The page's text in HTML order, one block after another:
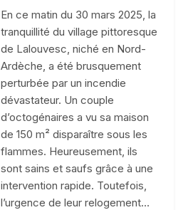
En ce matin du 30 mars 2025, la
tranquillité du village pittoresque
de Lalouvesc, niché en Nord-
Ardèche, a été brusquement
perturbée par un incendie
dévastateur. Un couple
d’octogénaires a vu sa maison
de 150 m² disparaître sous les
flammes. Heureusement, ils
sont sains et saufs grâce à une
intervention rapide. Toutefois,
l’urgence de leur relogement…